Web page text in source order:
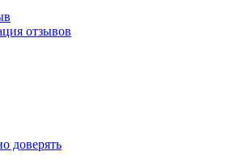
отзывов
доверять